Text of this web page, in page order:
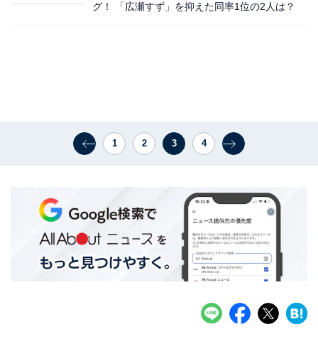
グ！ 「広瀬すず」を抑えた同率1位の2人は？
1 2 3 4